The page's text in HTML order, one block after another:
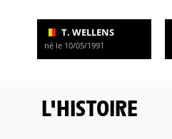
T. WELLENS
né le 10/05/1991
L'HISTOIRE